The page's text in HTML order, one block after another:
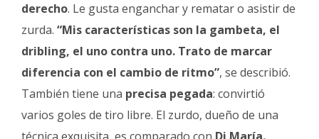
derecho. Le gusta enganchar y rematar o asistir de
zurda. “Mis características son la gambeta, el
dribling, el uno contra uno. Trato de marcar
diferencia con el cambio de ritmo”, se describió.
También tiene una precisa pegada: convirtió
varios goles de tiro libre. El zurdo, dueño de una